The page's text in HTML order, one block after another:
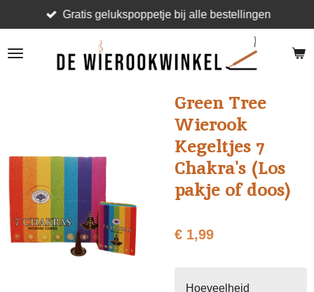
direct
naar
Gratis gelukspoppetje bij alle bestellingen
Green Tree
Wierook
Kegeltjes 7
Chakra's (Los
pakje of doos)
€ 1,99
Hoeveelheid